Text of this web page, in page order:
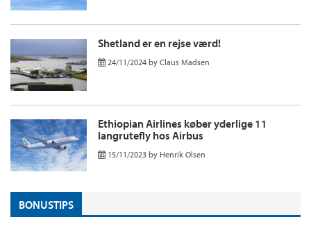
Shetland er en rejse værd!
24/11/2024 by Claus Madsen
Ethiopian Airlines køber yderlige 11
langrutefly hos Airbus
15/11/2023 by Henrik Olsen
BONUSTIPS